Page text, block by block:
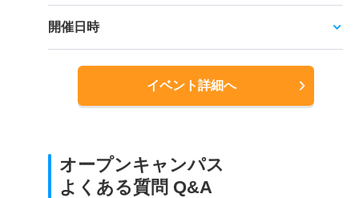
開催日時
イベント詳細へ
オープンキャンパス
よくある質問 Q&A